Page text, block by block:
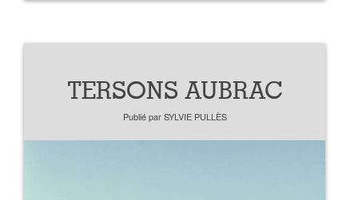
TERSONS AUBRAC
Publié parSYLVIE PULLÈS